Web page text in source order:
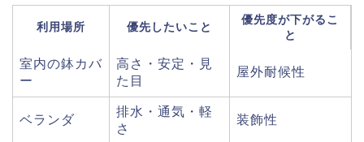
利用場所 優先したいこと
優先度が下がるこ
と
室内の鉢カバ
ー
高さ・安定・見
た目
屋外耐候性
ベランダ
排水・通気・軽
さ
装飾性